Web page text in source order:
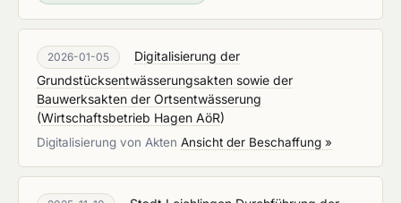
2026-01-05
Digitalisierung der
Grundstücksentwässerungsakten sowie der
Bauwerksakten der Ortsentwässerung
(Wirtschaftsbetrieb Hagen AöR)
Digitalisierung von Akten Ansicht der Beschaffung »